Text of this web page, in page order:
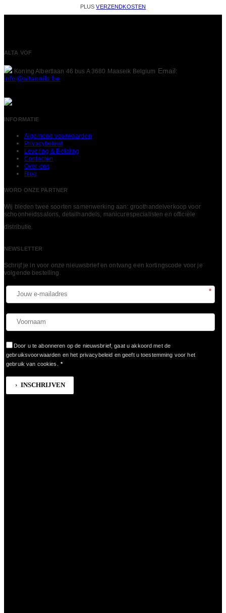
PLUSVERZENDKOSTEN
ALTA VOF
Koning Albertlaan 46 bus A 3680 Maaseik Belgium Email:
info@altanails.be
INFORMATIE
Algemene voorwaarden
Privacybeleid
Levering & Betaling
Contacten
Over ons
Blog
WORD ONZE PARTNER
Wij bieden twee soorten samenwerking aan: groothandelverkoop voor
schoonheidssalons, detailhandels, manicurespecialisten en officiële
distributie.
NEWSLETTER
Schrijf je in voor onze nieuwsbrief en ontvang een kortingscode voor je
volgende bestelling.​
*
Door u te abonneren op de nieuwsbrief, gaat u akkoord met de
gebruiksvoorwaarden en het privacybeleid en geeft u toestemming voor het
gebruik van cookies.
*
INSCHRIJVEN